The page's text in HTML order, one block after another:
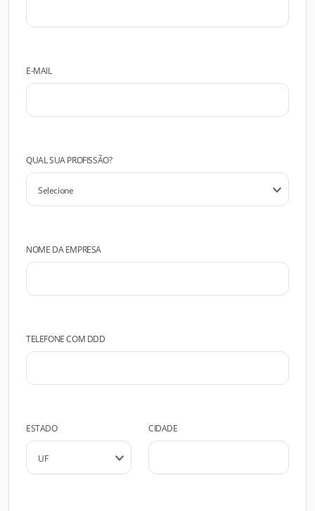
E-MAIL
QUAL SUA PROFISSÃO?
NOME DA EMPRESA
TELEFONE COM DDD
ESTADO CIDADE